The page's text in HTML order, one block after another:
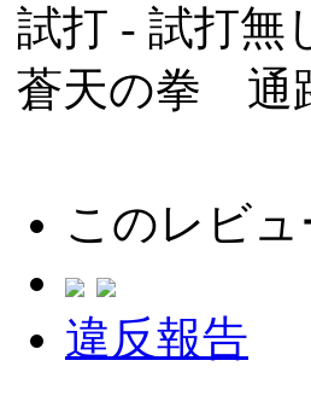
試打 - 試打無
蒼天の拳 通
このレビ
違反報告